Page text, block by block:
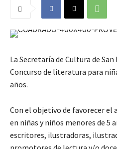
La Secretaría de Cultura de
Concurso de literatura para
años.
Con el objetivo de favorecer
en niñas y niños menores de 5
escritores, ilustradoras,